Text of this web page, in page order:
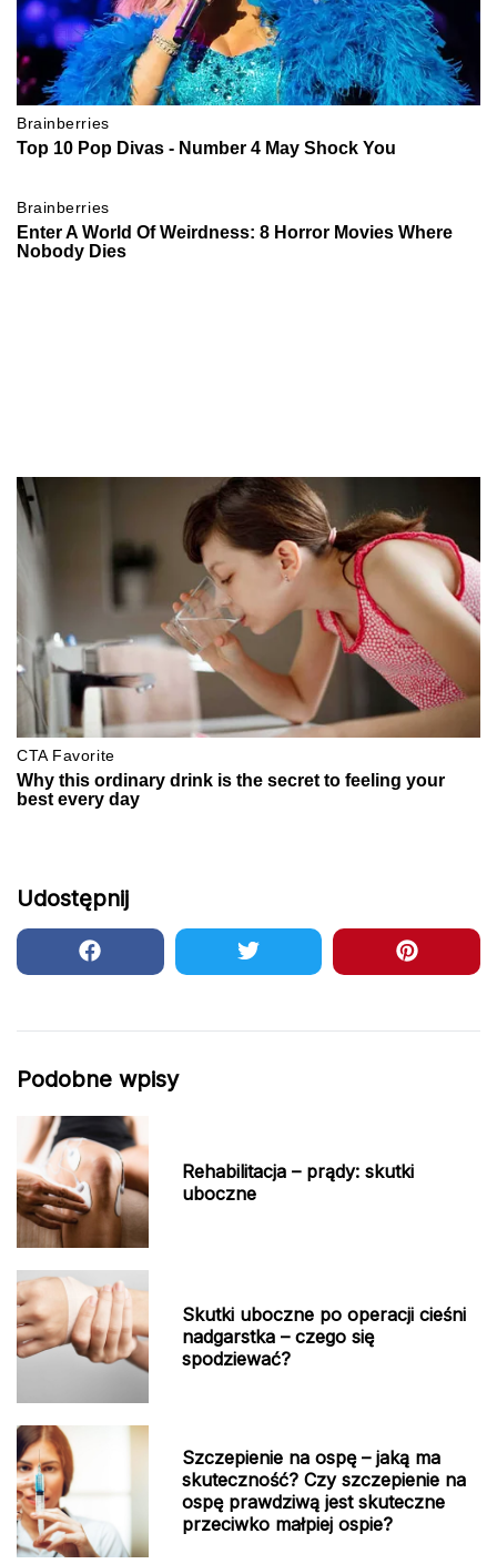
Udostępnij
Podobne wpisy
Rehabilitacja – prądy: skutki
uboczne
Skutki uboczne po operacji cieśni
nadgarstka – czego się
spodziewać?
Szczepienie na ospę – jaką ma
skuteczność? Czy szczepienie na
ospę prawdziwą jest skuteczne
przeciwko małpiej ospie?